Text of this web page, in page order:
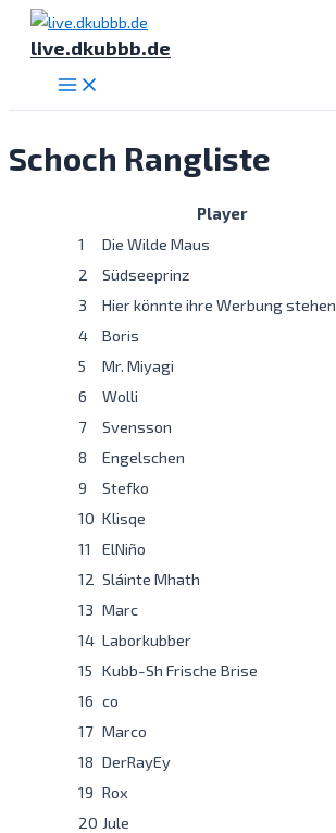
Zum
Inhaltlive.dkubbb.de
Main
Menu
Schoch Rangliste
Player
1
Die Wilde Maus
2
Südseeprinz
3
Hier könnte ihre Werbung stehen
4
Boris
5
Mr. Miyagi
6
Wolli
7
Svensson
8
Engelschen
9
Stefko
10 Klisqe
11
ElNiño
12 Sláinte Mhath
13 Marc
14 Laborkubber
15 Kubb-Sh Frische Brise
16 co
17 Marco
18 DerRayEy
19 Rox
20 Jule